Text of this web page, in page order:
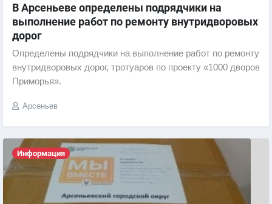
В Арсеньеве определены подрядчики на
выполнение работ по ремонту внутридворовых
дорог
Определены подрядчики на выполнение работ по ремонту
внутридворовых дорог, тротуаров по проекту «1000 дворов
Приморья».
Арсеньев
Информация